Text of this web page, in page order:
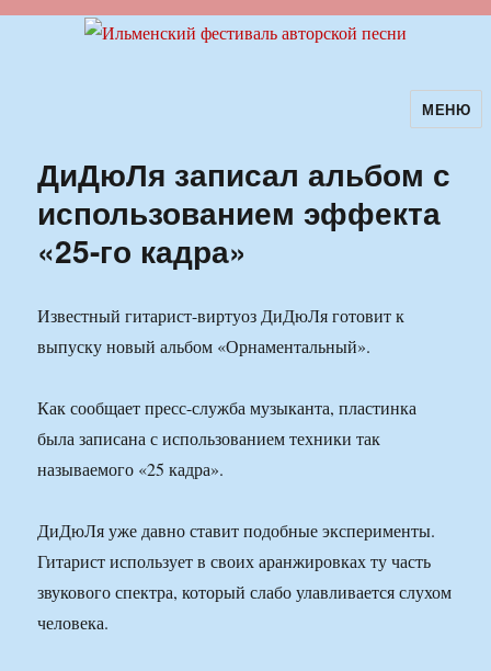
Ильменский фестиваль авторскойМЕНЮ
ДиДюЛя записал альбом с
использованием эффекта
«25-го кадра»
Известный гитарист-виртуоз ДиДюЛя готовит к
выпуску новый альбом «Орнаментальный».
Как сообщает пресс-служба музыканта, пластинка
была записана с использованием техники так
называемого «25 кадра».
ДиДюЛя уже давно ставит подобные эксперименты.
Гитарист использует в своих аранжировках ту часть
звукового спектра, который слабо улавливается слухом
человека.